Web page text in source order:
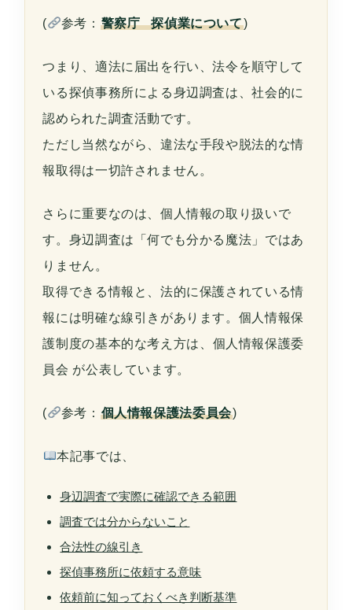
( 参考： 警察庁 探偵業について)
つまり、適法に届出を行い、法令を順守して
いる探偵事務所による身辺調査は、社会的に
認められた調査活動です。
ただし当然ながら、違法な手段や脱法的な情
報取得は一切許されません。
さらに重要なのは、個人情報の取り扱いで
す。身辺調査は「何でも分かる魔法」ではあ
りません。
取得できる情報と、法的に保護されている情
報には明確な線引きがあります。個人情報保
護制度の基本的な考え方は、 個人情報保護委
員会 が公表しています。
( 参考： 個人情報保護法委員会)
本記事では、
身辺調査で実際に確認できる範囲
調査では分からないこと
合法性の線引き
探偵事務所に依頼する意味
依頼前に知っておくべき判断基準